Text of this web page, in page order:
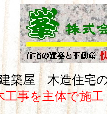
築屋 木造住宅
工事を主体で施